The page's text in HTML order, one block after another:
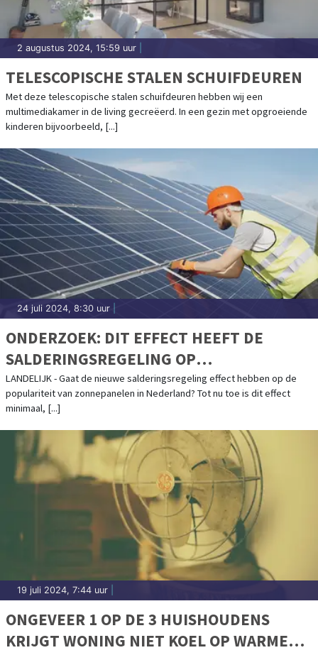
2 augustus 2024, 15:59 uur
TELESCOPISCHE STALEN SCHUIFDEUREN
Met deze telescopische stalen schuifdeuren hebben wij een
multimediakamer in de living gecreëerd. In een gezin met opgroeiende
kinderen bijvoorbeeld, [...]
24 juli 2024, 8:30 uur
ONDERZOEK: DIT EFFECT HEEFT DE
SALDERINGSREGELING OP
ZONNEPANELEN-INSTALLATIE IN
NEDERLAND
LANDELIJK - Gaat de nieuwe salderingsregeling effect hebben op de
populariteit van zonnepanelen in Nederland? Tot nu toe is dit effect
minimaal, [...]
19 juli 2024, 7:44 uur
ONGEVEER 1 OP DE 3 HUISHOUDENS
KRIJGT WONING NIET KOEL OP WARME